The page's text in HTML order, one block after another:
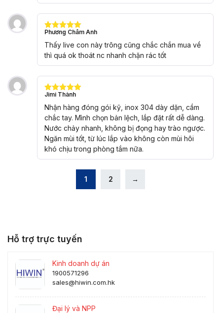
Được xếp
hạng
55
sao
Phương Châm Anh
Thấy live con này trông cũng chắc chắn mua về
thì quá ok thoát nc nhanh chặn rác tốt
Được xếp
hạng
5 5
sao
Jimi Thành
Nhận hàng đóng gói kỹ, inox 304 dày dặn, cầm
chắc tay. Mình chọn bản lệch, lắp đặt rất dễ dàng.
Nước chảy nhanh, không bị đọng hay trào ngược.
Ngăn mùi tốt, từ lúc lắp vào không còn mùi hôi
khó chịu trong phòng tắm nữa.
1 2 →
Hỗ trợ trực tuyến
Kinh doanh dự án
1900571296
sales@hiwin.com.hk
Đại lý và NPP